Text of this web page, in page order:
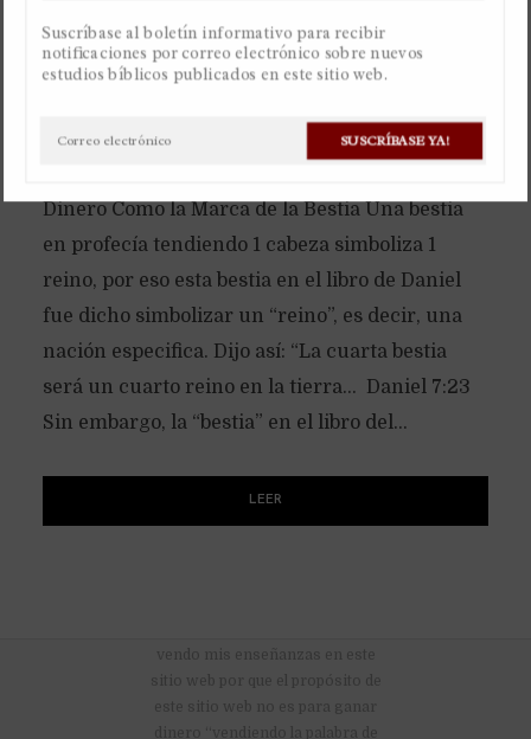
Dinero Como la Marca de la Bestia Una bestia
en profecía tendiendo 1 cabeza simboliza 1
reino, por eso esta bestia en el libro de Daniel
fue dicho simbolizar un “reino”, es decir, una
nación especifica. Dijo así: “La cuarta bestia
será un cuarto reino en la tierra… Daniel 7:23
Sin embargo, la “bestia” en el libro del...
LEER
vendo mis enseñanzas en este
sitio web por que el propósito de
este sitio web no es para ganar
dinero “vendiendo la palabra de
SUSCRÍBASE YA!
Suscríbase al boletín informativo para recibir
notificaciones por correo electrónico sobre nuevos
estudios bíblicos publicados en este sitio web.